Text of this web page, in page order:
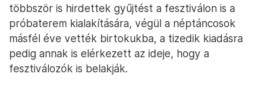
többször is hirdettek gyűjtést a fesztiválon is a
próbaterem kialakítására, végül a néptáncosok
másfél éve vették birtokukba, a tizedik kiadásra
pedig annak is elérkezett az ideje, hogy a
fesztiválozók is belakják.